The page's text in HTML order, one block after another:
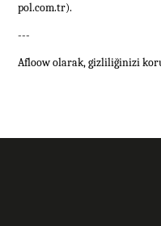
pol.com.tr).
---
Afloow olarak, gizliliğinizi